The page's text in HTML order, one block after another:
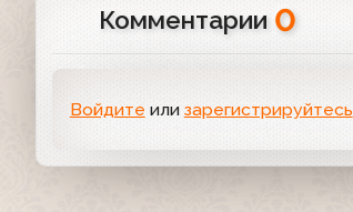
Комментарии 0
Войдите или зарегистрируйтесь